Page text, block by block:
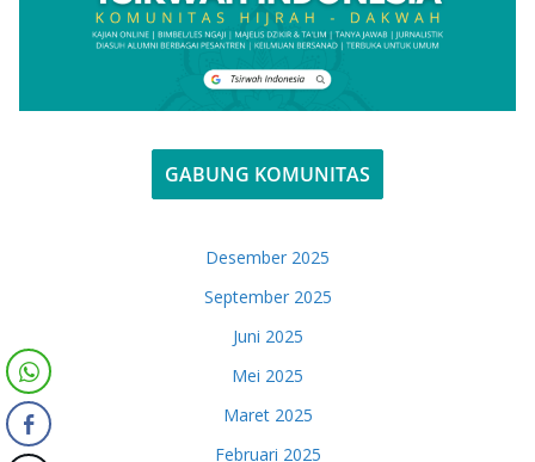
GABUNG KOMUNITAS
Desember 2025
September 2025
Juni 2025
Mei 2025
Maret 2025
Februari 2025